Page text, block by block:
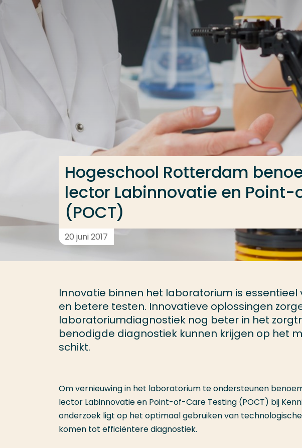
Ga direct naar de content
Hogeschool Rotterdam
lector Labinnovatie en
(POCT)
20 juni 2017
Innovatie binnen het laboratorium is essentieel
en betere testen. Innovatieve oplossingen
laboratoriumdiagnostiek nog beter in het
benodigde diagnostiek kunnen krijgen op het
schikt.
Om vernieuwing in het laboratorium te ondersteunen
lector Labinnovatie en Point-of-Care Testing (POCT) bij
onderzoek ligt op het optimaal gebruiken van
komen tot efficiëntere diagnostiek.